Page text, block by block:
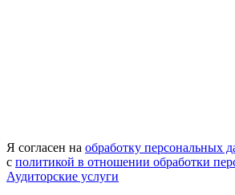
Я согласен на обработку персональных
с политикой в отношении обработки
Аудиторские услуги